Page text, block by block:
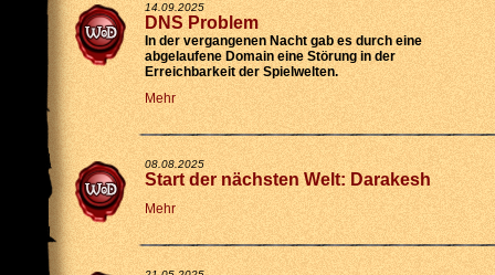
14.09.2025
DNS Problem
In der vergangenen Nacht gab es durch eine
abgelaufene Domain eine Störung in der
Erreichbarkeit der Spielwelten.
Mehr
08.08.2025
Start der nächsten Welt: Darakesh
Mehr